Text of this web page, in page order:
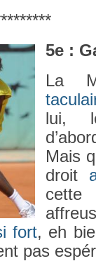
5e :
La
lui,
Mais
droit
fort, eh
pas